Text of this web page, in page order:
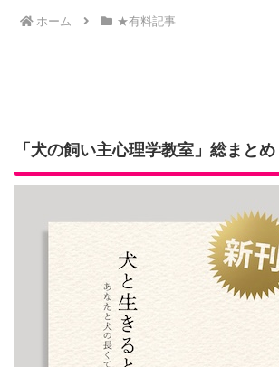
レーニング
ホーム ★有料記事
「犬の飼い主心理学教室」総まとめ